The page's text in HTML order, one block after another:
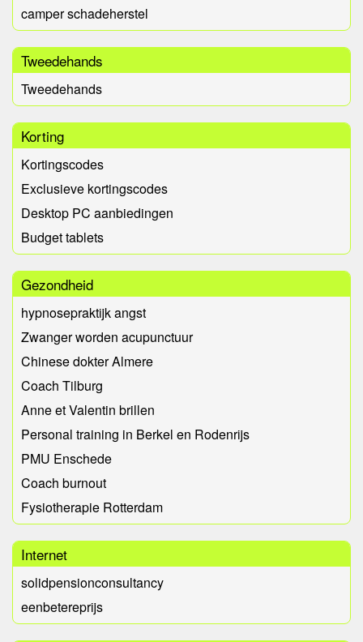
camper schadeherstel
Tweedehands
Tweedehands
Korting
Kortingscodes
Exclusieve kortingscodes
Desktop PC aanbiedingen
Budget tablets
Gezondheid
hypnosepraktijk angst
Zwanger worden acupunctuur
Chinese dokter Almere
Coach Tilburg
Anne et Valentin brillen
Personal training in Berkel en Rodenrijs
PMU Enschede
Coach burnout
Fysiotherapie Rotterdam
Internet
solidpensionconsultancy
eenbetereprijs